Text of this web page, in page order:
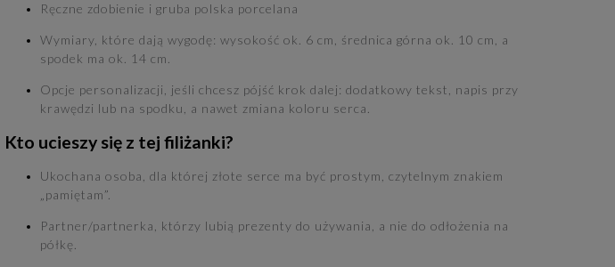
Ręczne zdobienie i gruba polska porcelana
Wymiary, które dają wygodę: wysokość ok. 6 cm, średnica górna ok. 10 cm, a
spodek ma ok. 14 cm.
Opcje personalizacji, jeśli chcesz pójść krok dalej: dodatkowy tekst, napis przy
krawędzi lub na spodku, a nawet zmiana koloru serca.
Kto ucieszy się z tej filiżanki?
Ukochana osoba, dla której złote serce ma być prostym, czytelnym znakiem
„pamiętam”.
Partner/partnerka, którzy lubią prezenty do używania, a nie do odłożenia na
półkę.